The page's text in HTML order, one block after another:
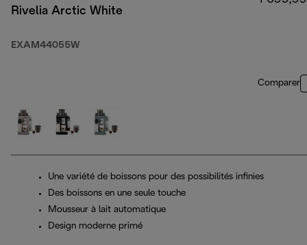
Rivelia Arctic White
EXAM44055W
Comparer
Une variété de boissons pour des possibilités infinies
Des boissons en une seule touche
Mousseur à lait automatique
Design moderne primé